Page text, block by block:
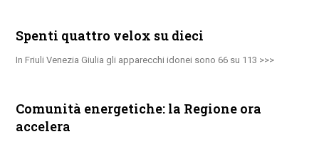
Spenti quattro velox su dieci
In Friuli Venezia Giulia gli apparecchi idonei sono 66 su 113
Comunità energetiche: la Regione ora
accelera